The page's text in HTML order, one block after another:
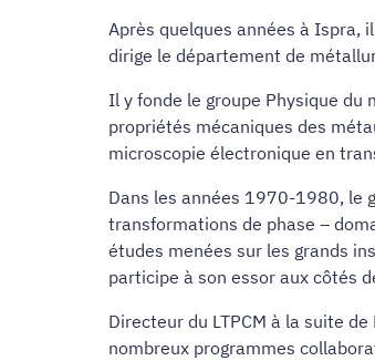
Après quelques années à Ispra,
dirige le département de
Il y fonde le groupe Physique
propriétés mécaniques des
microscopie électronique en
Dans les années 1970-1980, le
transformations de phase –
études menées sur les grands
participe à son essor aux côtés
Directeur du LTPCM à la suite
nombreux programmes